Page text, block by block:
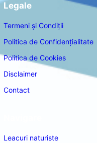
Legale
Termeni și Condiții
Politica de Confidențialitate
Politica de Cookies
Disclaimer
Contact
Leacuri naturiste